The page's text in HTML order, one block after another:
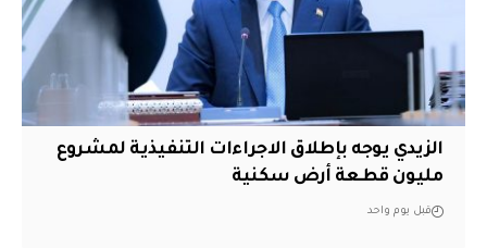
الزيدي يوجه بإطلاق الاجراءات التنفيذية لمشروع
مليون قطعة أرض سكنية
قبل يوم واحد